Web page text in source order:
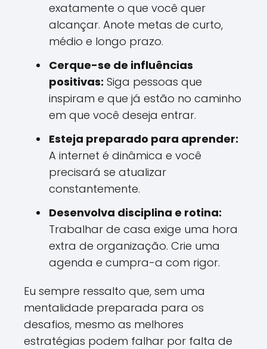
exatamente o que você quer
alcançar. Anote metas de curto,
médio e longo prazo.
Cerque-se de influências
positivas: Siga pessoas que
inspiram e que já estão no caminho
em que você deseja entrar.
Esteja preparado para aprender:
A internet é dinâmica e você
precisará se atualizar
constantemente.
Desenvolva disciplina e rotina:
Trabalhar de casa exige uma hora
extra de organização. Crie uma
agenda e cumpra-a com rigor.
Eu sempre ressalto que, sem uma
mentalidade preparada para os
desafios, mesmo as melhores
estratégias podem falhar por falta de